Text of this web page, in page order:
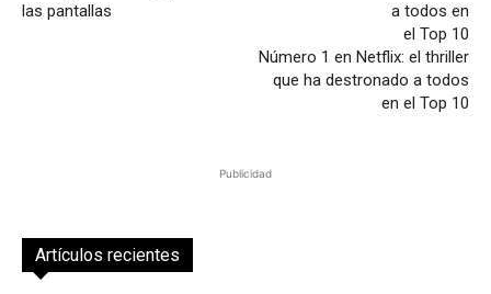
las pantallas
Número 1 en Netflix: el thriller
que ha destronado a todos
en el Top 10
Publicidad
Artículos recientes